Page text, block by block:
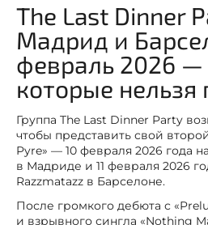
The Last Dinner
Мадрид и
февраль 2026 —
которые нельзя
Группа The Last Dinner Party
чтобы представить свой
Pyre» — 10 февраля 2026 года
в Мадриде и 11 февраля 2026
Razzmatazz в Барселоне.
После громкого дебюта с
и взрывного сингла «Nothing